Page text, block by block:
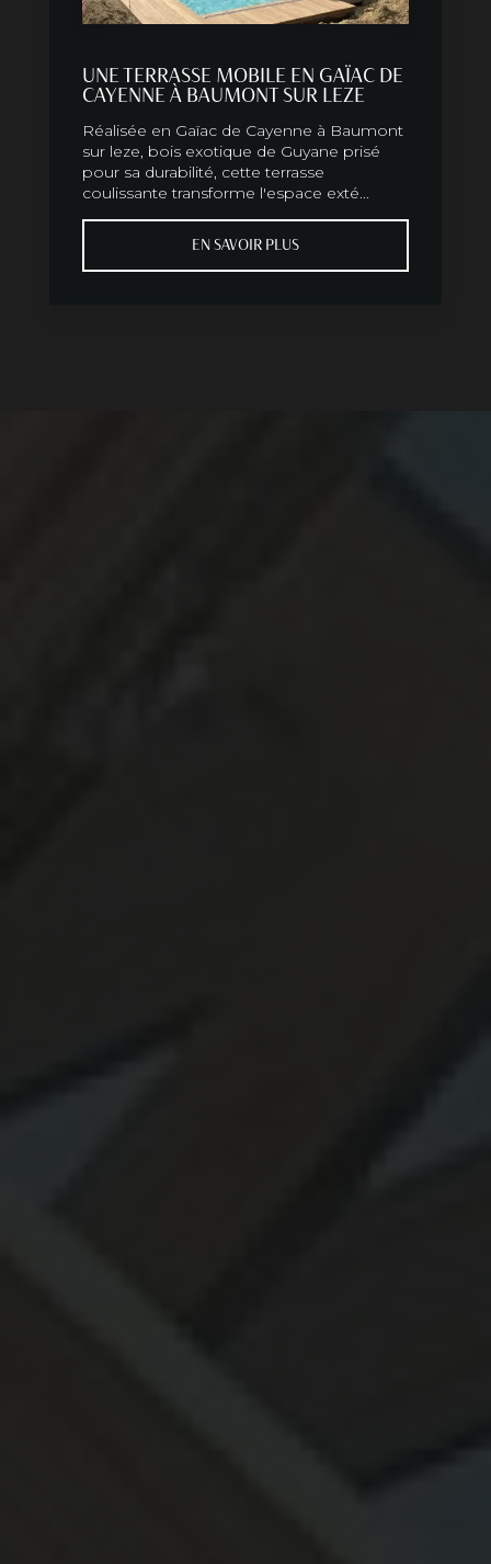
UNE TERRASSE MOBILE EN GAÏAC DE
CAYENNE À BAUMONT SUR LEZE
Réalisée en Gaïac de Cayenne à Baumont
sur leze, bois exotique de Guyane prisé
pour sa durabilité, cette terrasse
coulissante transforme l'espace exté...
EN SAVOIR PLUS